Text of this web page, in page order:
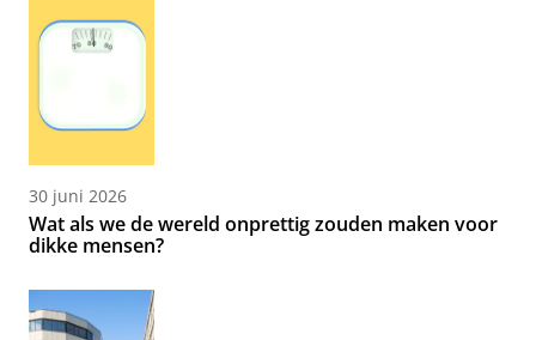
30 juni 2026
Wat als we de wereld onprettig zouden maken voor
dikke mensen?